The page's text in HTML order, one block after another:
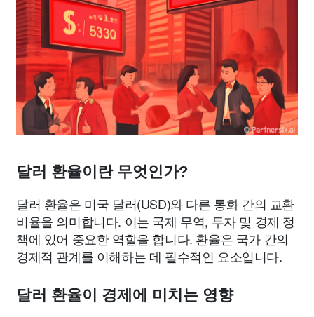
달러 환율이란 무엇인가?
달러 환율은 미국 달러(USD)와 다른 통화 간의 교환
비율을 의미합니다. 이는 국제 무역, 투자 및 경제 정
책에 있어 중요한 역할을 합니다. 환율은 국가 간의
경제적 관계를 이해하는 데 필수적인 요소입니다.
달러 환율이 경제에 미치는 영향